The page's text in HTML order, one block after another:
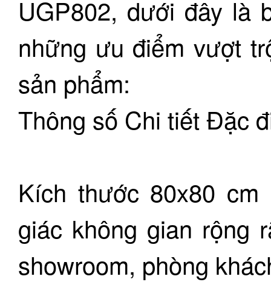
UGP802, dưới đây là
những ưu điểm vượt
sản phẩm:
Thông số Chi tiết Đặc
Kích thước 80x80
giác không gian rộng
showroom, phòng